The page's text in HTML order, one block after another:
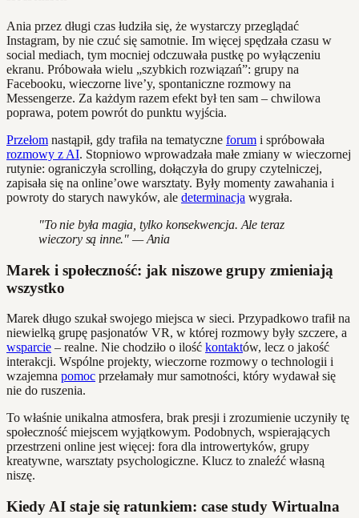
Ania przez długi czas łudziła się, że wystarczy przeglądać
Instagram, by nie czuć się samotnie. Im więcej spędzała czasu w
social mediach, tym mocniej odczuwała pustkę po wyłączeniu
ekranu. Próbowała wielu „szybkich rozwiązań”: grupy na
Facebooku, wieczorne live’y, spontaniczne rozmowy na
Messengerze. Za każdym razem efekt był ten sam – chwilowa
poprawa, potem powrót do punktu wyjścia.
Przełom nastąpił, gdy trafiła na tematyczne forum i spróbowała
rozmowy z AI. Stopniowo wprowadzała małe zmiany w wieczornej
rutynie: ograniczyła scrolling, dołączyła do grupy czytelniczej,
zapisała się na online’owe warsztaty. Były momenty zawahania i
powroty do starych nawyków, ale determinacja wygrała.
"To nie była magia, tylko konsekwencja. Ale teraz
wieczory są inne." — Ania
Marek i społeczność: jak niszowe grupy zmieniają
wszystko
Marek długo szukał swojego miejsca w sieci. Przypadkowo trafił na
niewielką grupę pasjonatów VR, w której rozmowy były szczere, a
wsparcie – realne. Nie chodziło o ilość kontaktów, lecz o jakość
interakcji. Wspólne projekty, wieczorne rozmowy o technologii i
wzajemna pomoc przełamały mur samotności, który wydawał się
nie do ruszenia.
To właśnie unikalna atmosfera, brak presji i zrozumienie uczyniły tę
społeczność miejscem wyjątkowym. Podobnych, wspierających
przestrzeni online jest więcej: fora dla introwertyków, grupy
kreatywne, warsztaty psychologiczne. Klucz to znaleźć własną
niszę.
Kiedy AI staje się ratunkiem: case study Wirtualna